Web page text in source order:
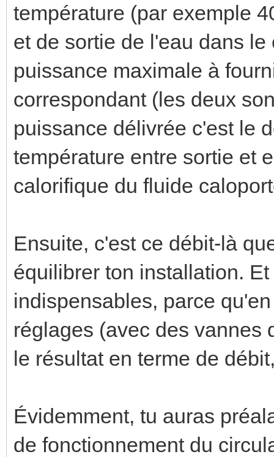
température (par exemple
et de sortie de l'eau dans
puissance maximale à
correspondant (les deux
puissance délivrée c'est le
température entre sortie et
calorifique du fluide
Ensuite, c'est ce débit-là
équilibrer ton installation.
indispensables, parce
réglages (avec des vannes
le résultat en terme de
Évidemment, tu auras
de fonctionnement du